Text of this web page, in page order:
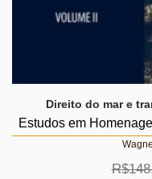
Direito do mar e
Estudos em
R$